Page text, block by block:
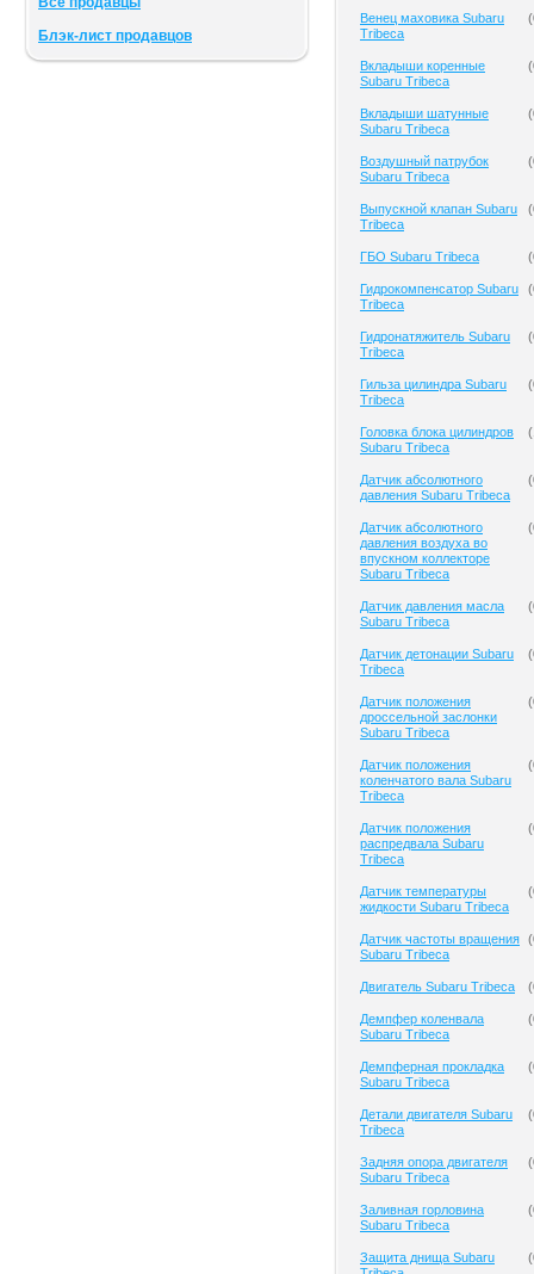
Блэк-лист продавцов
Венец маховика Subaru
Tribeca
(
Вкладыши коренные
Subaru Tribeca
(
Вкладыши шатунные
Subaru Tribeca
(
Воздушный патрубок
Subaru Tribeca
(
Выпускной клапан Subaru
Tribeca
(
ГБО Subaru Tribeca (
Гидрокомпенсатор Subaru
Tribeca
(
Гидронатяжитель Subaru
Tribeca
(
Гильза цилиндра Subaru
Tribeca
(
Головка блока цилиндров
Subaru Tribeca
(
Датчик абсолютного
давления Subaru Tribeca
(
Датчик абсолютного
давления воздуха во
впускном коллекторе
Subaru Tribeca
(
Датчик давления масла
Subaru Tribeca
(
Датчик детонации Subaru
Tribeca
(
Датчик положения
дроссельной заслонки
Subaru Tribeca
(
Датчик положения
коленчатого вала Subaru
Tribeca
(
Датчик положения
распредвала Subaru
Tribeca
(
Датчик температуры
жидкости Subaru Tribeca
(
Датчик частоты вращения
Subaru Tribeca
(
Двигатель Subaru Tribeca (
Демпфер коленвала
Subaru Tribeca
(
Демпферная прокладка
Subaru Tribeca
(
Детали двигателя Subaru
Tribeca
(
Задняя опора двигателя
Subaru Tribeca
(
Заливная горловина
Subaru Tribeca
(
Защита днища Subaru
(